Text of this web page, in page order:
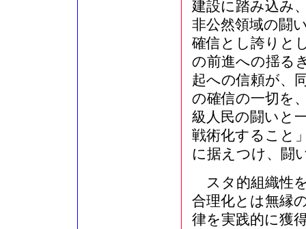
建設に踏み込み
非公然領域の闘
確信とし誇りと
の前進への揺る
起への信頼が、
の確信の一切を
級人民の闘いと
戦術化すること
に据えつけ、闘
スタ的組織性
合理化とは無縁
律を実践的に獲